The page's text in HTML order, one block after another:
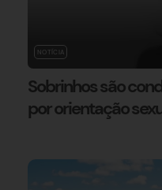
NOTÍCIA
Sobrinhos são
por orientação